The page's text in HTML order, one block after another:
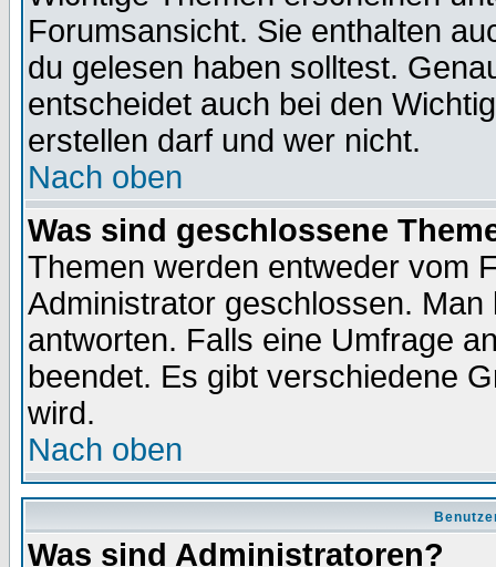
Forumsansicht. Sie enthalten
du gelesen haben solltest.
entscheidet auch bei den
erstellen darf und wer nicht.
Nach oben
Was sind geschlossene
Themen werden entweder vom
Administrator geschlossen.
antworten. Falls eine Umfrage
beendet. Es gibt verschiedene
wird.
Nach oben
Was sind Administratoren?